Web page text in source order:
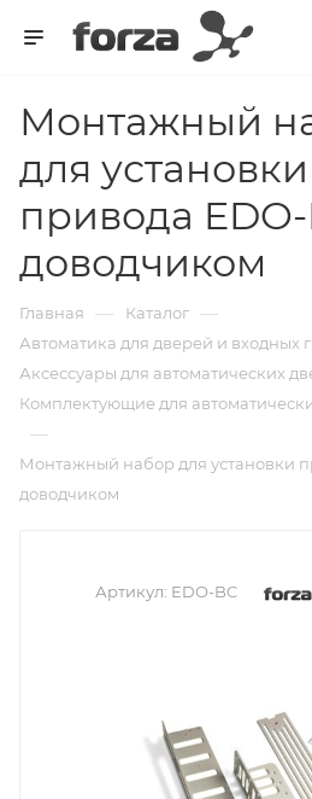
Монтажный
для установки
привода EDO-
доводчиком
Главная — Каталог —
Автоматика для дверей и входных
Аксессуары для автоматических
Комплектующие для
—
Монтажный набор для установки
доводчиком
Артикул: EDO-BC